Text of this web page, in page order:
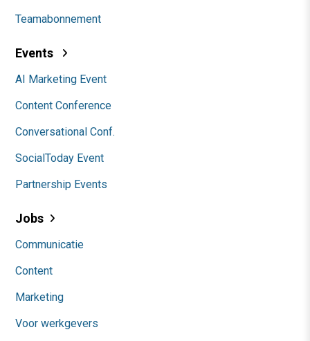
Teamabonnement
Events
AI Marketing Event
Content Conference
Conversational Conf.
SocialToday Event
Partnership Events
Jobs
Communicatie
Content
Marketing
Voor werkgevers